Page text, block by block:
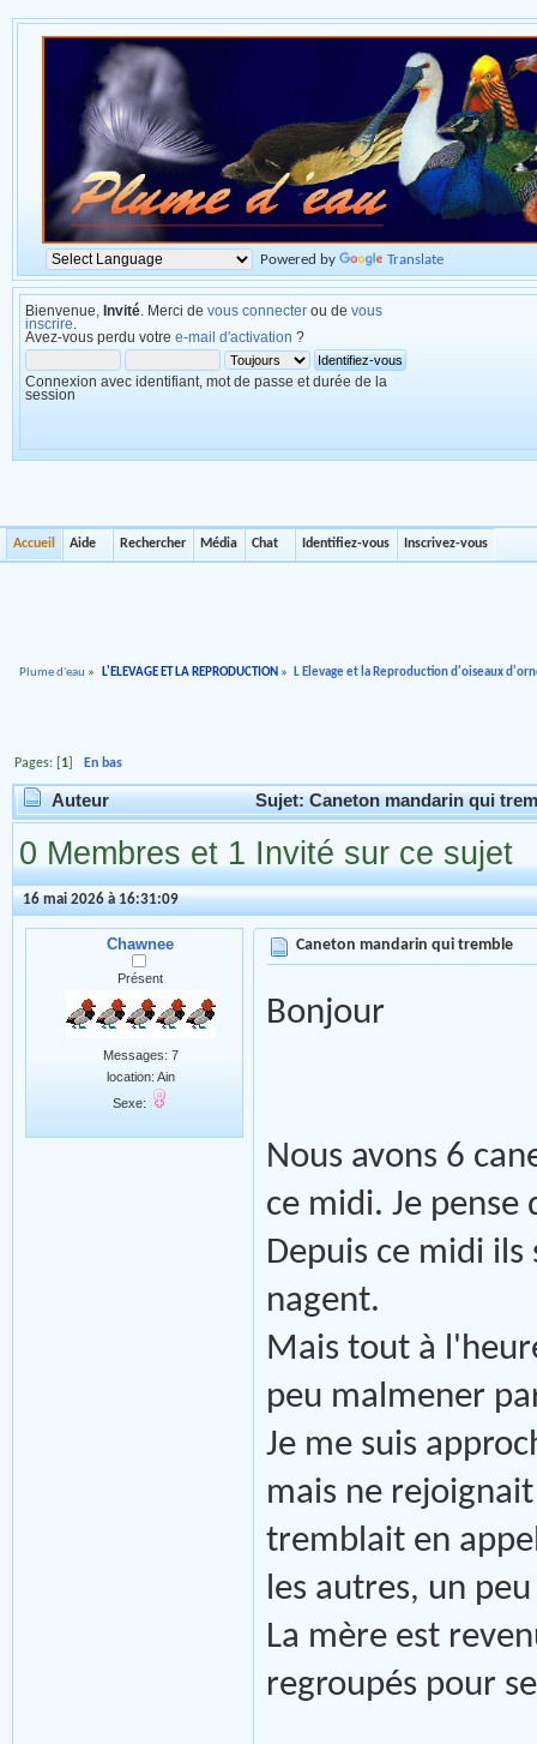
Powered by Translate
Bienvenue, Invité . Merci de vous connecter ou de vous
inscrire
Avez-vous perdu votre e-mail d'activation ?
Connexion avec identifiant, mot de passe et durée de la
session
Accueil Aide Rechercher Média Chat Identifiez-vous Inscrivez-vous
Plume d'eau » L'ELEVAGE ET LA REPRODUCTION » L Elevage et la Reproduction d'oiseaux
Pages: [ 1 ]En bas
Auteur Sujet: Caneton mandarin qui
0 Membres et 1 Invité sur ce sujet
16 mai 2026 à 16:31:09
Chawnee
Présent
Messages: 7
location: Ain
Sexe:
Caneton mandarin qui tremble
Bonjour
Nous avons 6
ce midi. Je pense
Depuis ce midi
nagent.
Mais tout à
peu malmener
Je me suis
mais ne
tremblait en
les autres, un
La mère est
regroupés pour